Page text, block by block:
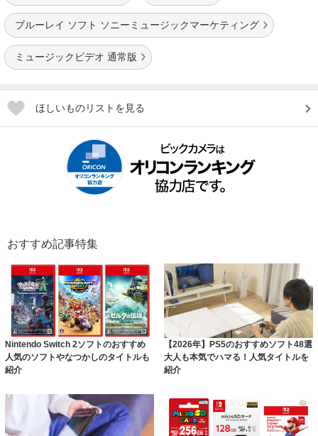
ブルーレイ ソフト ソニーミュージックマーケティング
ミュージックビデオ 通常版
ほしいものリストを見る
おすすめ記事特集
Nintendo Switch 2ソフトのおすすめ
人気のソフトやなつかしのタイトルも
紹介
【2026年】PS5のおすすめソフト48選
大人も本気でハマる！人気タイトルを
紹介